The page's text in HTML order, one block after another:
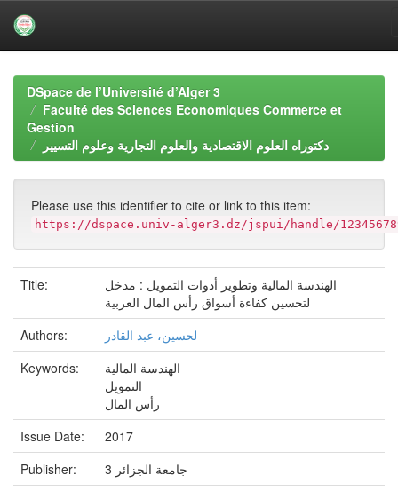
navigationDSpace de l’Université d’Alger 3
Faculté des Sciences Economiques Commerce et
Gestion
دكتوراه العلوم الاقتصادية والعلوم التجارية وعلوم التسيير
Please use this identifier to cite or link to this item:
https://dspace.univ-alger3.dz/jspui/handle/
Title:
الهندسة المالية وتطوير أدوات التمويل : مدخل
لتحسين كفاءة أسواق رأس المال العربية
Authors:
لحسين، عبد القادر
Keywords:
الهندسة المالية
التمويل
رأس المال
Issue Date:
2017
Publisher:
جامعة الجزائر 3